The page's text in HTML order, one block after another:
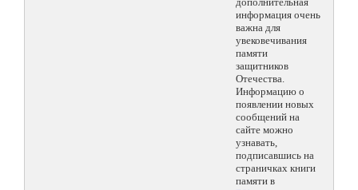
информация очень
важна для
увековечивания
памяти
защитников
Отечества.
Информацию о
появлении новых
сообщений на
сайте можно
узнавать,
подписавшись на
страничках книги
памяти в